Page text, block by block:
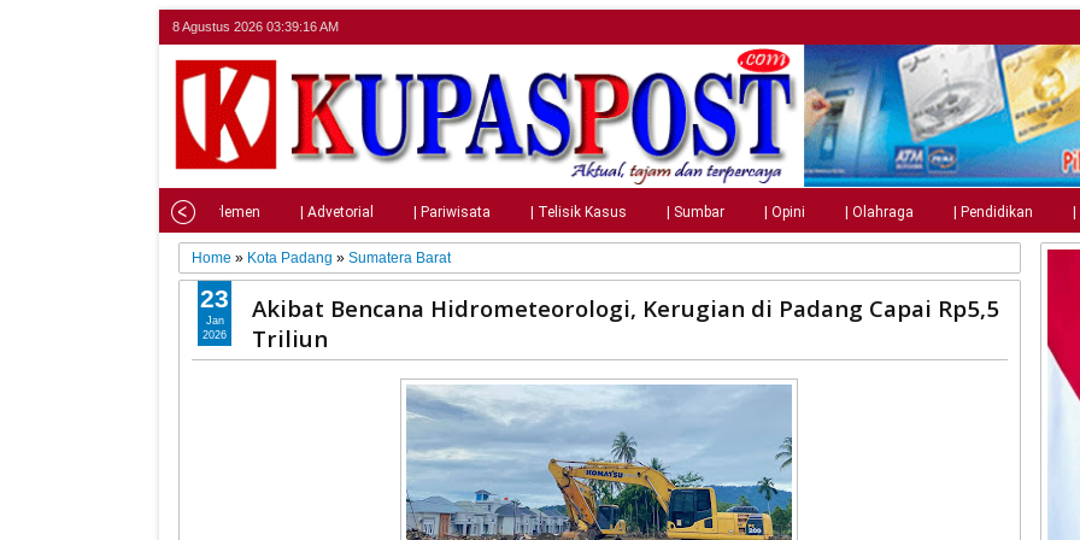
8 Agustus 2026 03:39:17 AM
| Parlemen | Advetorial | Pariwisata | Telisik Kasus | Sumbar | Opini | Olahraga | Pendidikan |
Home » Kota Padang »Sumatera Barat
Akibat Bencana Hidrometeorologi, Kerugian di Padang Capai Rp5,5
Triliun
23
Jan
2026